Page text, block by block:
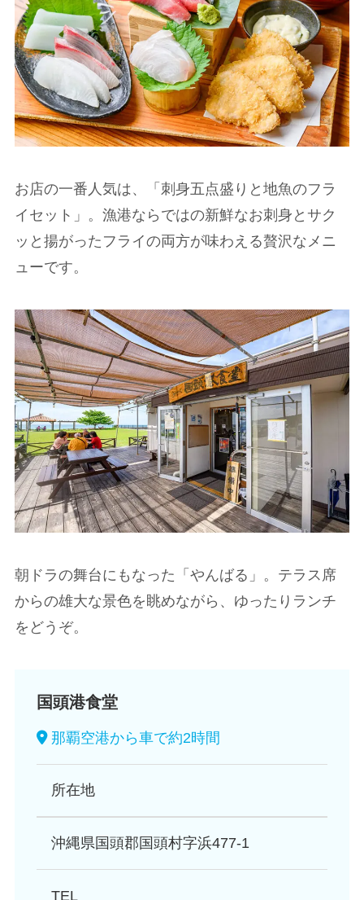
お店の一番人気は、「刺身五点盛りと地魚のフラ
イセット」。漁港ならではの新鮮なお刺身とサク
ッと揚がったフライの両方が味わえる贅沢なメニ
ューです。
朝ドラの舞台にもなった「やんばる」。テラス席
からの雄大な景色を眺めながら、ゆったりランチ
をどうぞ。
国頭港食堂
那覇空港から車で約2時間
所在地
沖縄県国頭郡国頭村字浜477-1
TEL